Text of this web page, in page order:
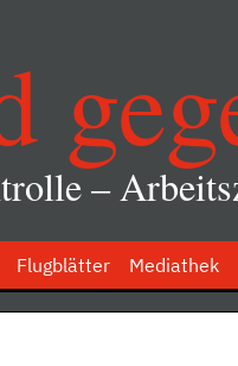
–
Flugblätter Mediathek